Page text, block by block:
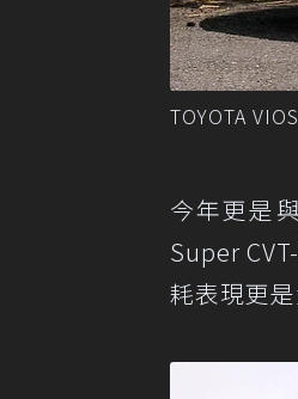
TOYOTA
今年更是
Super
耗表現更